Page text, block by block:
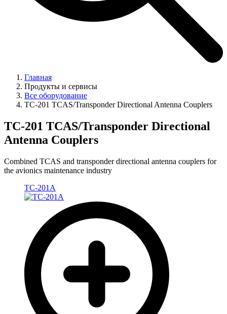
Главная
Продукты и сервисы
Все оборудование
TC-201 TCAS/Transponder Directional Antenna Couplers
TC-201 TCAS/Transponder Directional
Antenna Couplers
Combined TCAS and transponder directional antenna couplers for
the avionics maintenance industry
TC-201A